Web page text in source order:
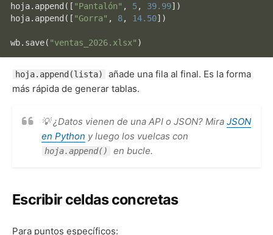
hoja.append([ "Pantalón" , 5, 39.99])
hoja.append([ "Gorra" , 8, 14.50])
wb.save( "ventas_2026.xlsx"
hoja.append(lista)
añade una fila al final. Es la forma
más rápida de generar tablas.
💡 ¿Datos vienen de una API o JSON? Mira JSON
en Python y luego los vuelcas con
hoja.append() en bucle.
Escribir celdas concretas
Para puntos específicos: